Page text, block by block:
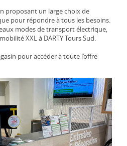
proposant un large choix de
pour répondre à tous les besoins.
modes de transport électrique,
XXL à DARTY Tours Sud.
pour accéder à toute l’offre